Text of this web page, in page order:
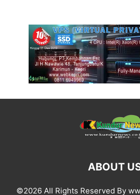
ABOUT
©2026 All Rights Reserved By